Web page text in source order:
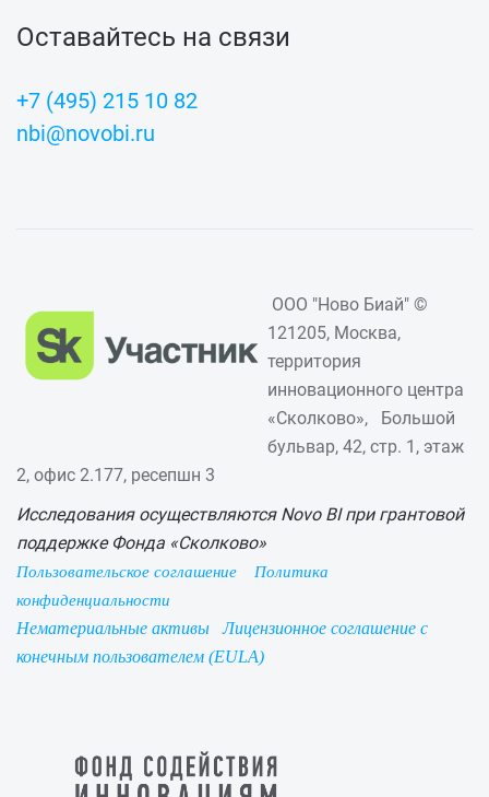
Оставайтесь на связи
+7 (495) 215 10 82
nbi@novobi.ru
ООО "Ново Биай" ©
121205, Москва,
территория
инновационного центра
«Сколково», Большой
бульвар, 42, стр. 1, этаж
2, офис 2.177, ресепшн 3
Исследования осуществляются Novo BI при грантовой
поддержке Фонда «Сколково»
Пользовательское соглашение
Политика
конфиденциальности
Нематериальные активы
Лицензионное соглашение с
конечным пользователем (EULA)